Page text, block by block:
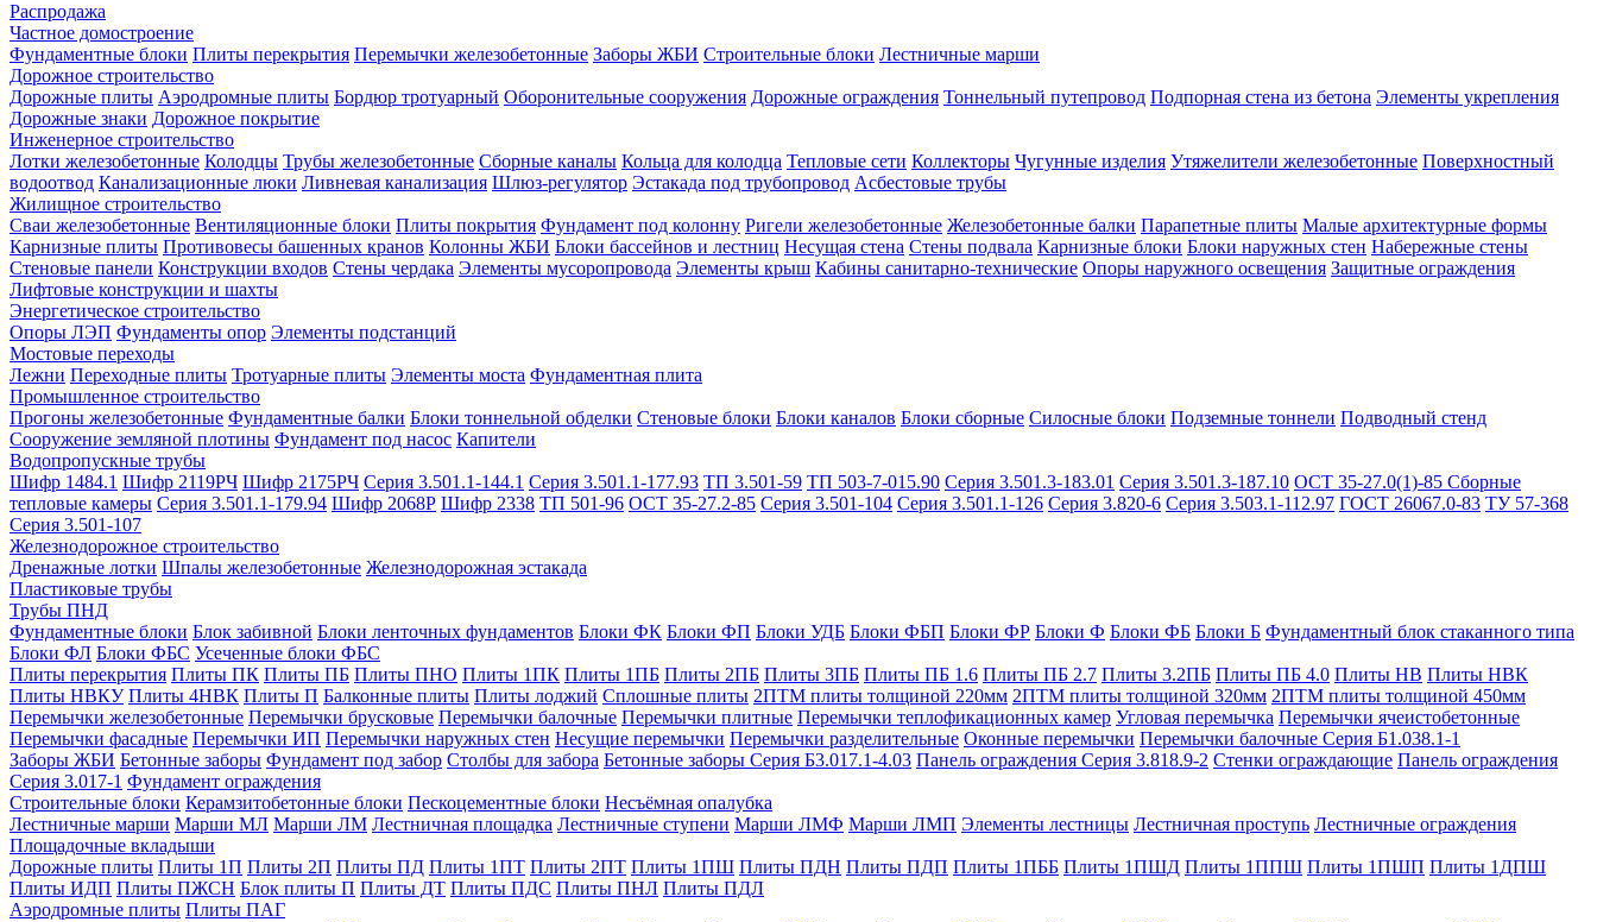
Распродажа
Частное домостроение
Фундаментные блоки Плиты перекрытия Перемычки железобетонные Заборы ЖБИ Строительные блоки Лестничные марши
Дорожное строительство
Дорожные плиты Аэродромные плиты Бордюр тротуарный Оборонительные сооружения Дорожные ограждения Тоннельный путепровод Подпорная стена из бетона Элементы укрепления
Дорожные знаки Дорожное покрытие
Инженерное строительство
Лотки железобетонные Колодцы Трубы железобетонные Сборные каналы Кольца для колодца Тепловые сети Коллекторы Чугунные изделия Утяжелители железобетонные Поверхностный
водоотвод Канализационные люки Ливневая канализация Шлюз-регулятор Эстакада под трубопровод Асбестовые трубы
Жилищное строительство
Сваи железобетонные Вентиляционные блоки Плиты покрытия Фундамент под колонну Ригели железобетонные Железобетонные балки Парапетные плиты Малые архитектурные формы
Карнизные плиты Противовесы башенных кранов Колонны ЖБИ Блоки бассейнов и лестниц Несущая стена Стены подвала Карнизные блоки Блоки наружных стен Набережные стены
Стеновые панели Конструкции входов Стены чердака Элементы мусоропровода Элементы крыш Кабины санитарно-технические Опоры наружного освещения Защитные ограждения
Лифтовые конструкции и шахты
Энергетическое строительство
Опоры ЛЭП Фундаменты опор Элементы подстанций
Мостовые переходы
Лежни Переходные плиты Тротуарные плиты Элементы моста Фундаментная плита
Промышленное строительство
Прогоны железобетонные Фундаментные балки Блоки тоннельной обделки Стеновые блоки Блоки каналов Блоки сборные Силосные блоки Подземные тоннели Подводный стенд
Сооружение земляной плотины Фундамент под насос Капители
Водопропускные трубы
Шифр 1484.1 Шифр 2119РЧ Шифр 2175РЧ Серия 3.501.1-144.1 Серия 3.501.1-177.93 ТП 3.501-59 ТП 503-7-015.90 Серия 3.501.3-183.01 Серия 3.501.3-187.10 ОСТ 35-27.0(1)-85 Сборные
тепловые камеры Серия 3.501.1-179.94 Шифр 2068Р Шифр 2338 ТП 501-96 ОСТ 35-27.2-85 Серия 3.501-104 Серия 3.501.1-126 Серия 3.820-6 Серия 3.503.1-112.97 ГОСТ 26067.0-83 ТУ 57-368
Серия 3.501-107
Железнодорожное строительство
Дренажные лотки Шпалы железобетонные Железнодорожная эстакада
Пластиковые трубы
Трубы ПНД
Фундаментные блоки Блок забивной Блоки ленточных фундаментов Блоки ФК Блоки ФП Блоки УДБ Блоки ФБП Блоки ФР Блоки Ф Блоки ФБ Блоки Б Фундаментный блок стаканного типа
Блоки ФЛ Блоки ФБС Усеченные блоки ФБС
Плиты перекрытия Плиты ПК Плиты ПБ Плиты ПНО Плиты 1ПК Плиты 1ПБ Плиты 2ПБ Плиты 3ПБ Плиты ПБ 1.6 Плиты ПБ 2.7 Плиты 3.2ПБ Плиты ПБ 4.0 Плиты НВ Плиты НВК
Плиты НВКУ Плиты 4НВК Плиты П Балконные плиты Плиты лоджий Сплошные плиты 2ПТМ плиты толщиной 220мм 2ПТМ плиты толщиной 320мм 2ПТМ плиты толщиной 450мм
Перемычки железобетонные Перемычки брусковые Перемычки балочные Перемычки плитные Перемычки теплофикационных камер Угловая перемычка Перемычки ячеистобетонные
Перемычки фасадные Перемычки ИП Перемычки наружных стен Несущие перемычки Перемычки разделительные Оконные перемычки Перемычки балочные Серия Б1.038.1-1
Заборы ЖБИ Бетонные заборы Фундамент под забор Столбы для забора Бетонные заборы Серия Б3.017.1-4.03 Панель ограждения Серия 3.818.9-2 Стенки ограждающие Панель ограждения
Серия 3.017-1 Фундамент ограждения
Строительные блоки Керамзитобетонные блоки Пескоцементные блоки Несъёмная опалубка
Лестничные марши Марши МЛ Марши ЛМ Лестничная площадка Лестничные ступени Марши ЛМФ Марши ЛМП Элементы лестницы Лестничная проступь Лестничные ограждения
Площадочные вкладыши
Дорожные плиты Плиты 1П Плиты 2П Плиты ПД Плиты 1ПТ Плиты 2ПТ Плиты 1ПШ Плиты ПДН Плиты ПДП Плиты 1ПББ Плиты 1ПШД Плиты 1ППШ Плиты 1ПШП Плиты 1ДПШ
Плиты ИДП Плиты ПЖСН Блок плиты П Плиты ДТ Плиты ПДС Плиты ПНЛ Плиты ПДЛ
Аэродромные плиты Плиты ПАГ